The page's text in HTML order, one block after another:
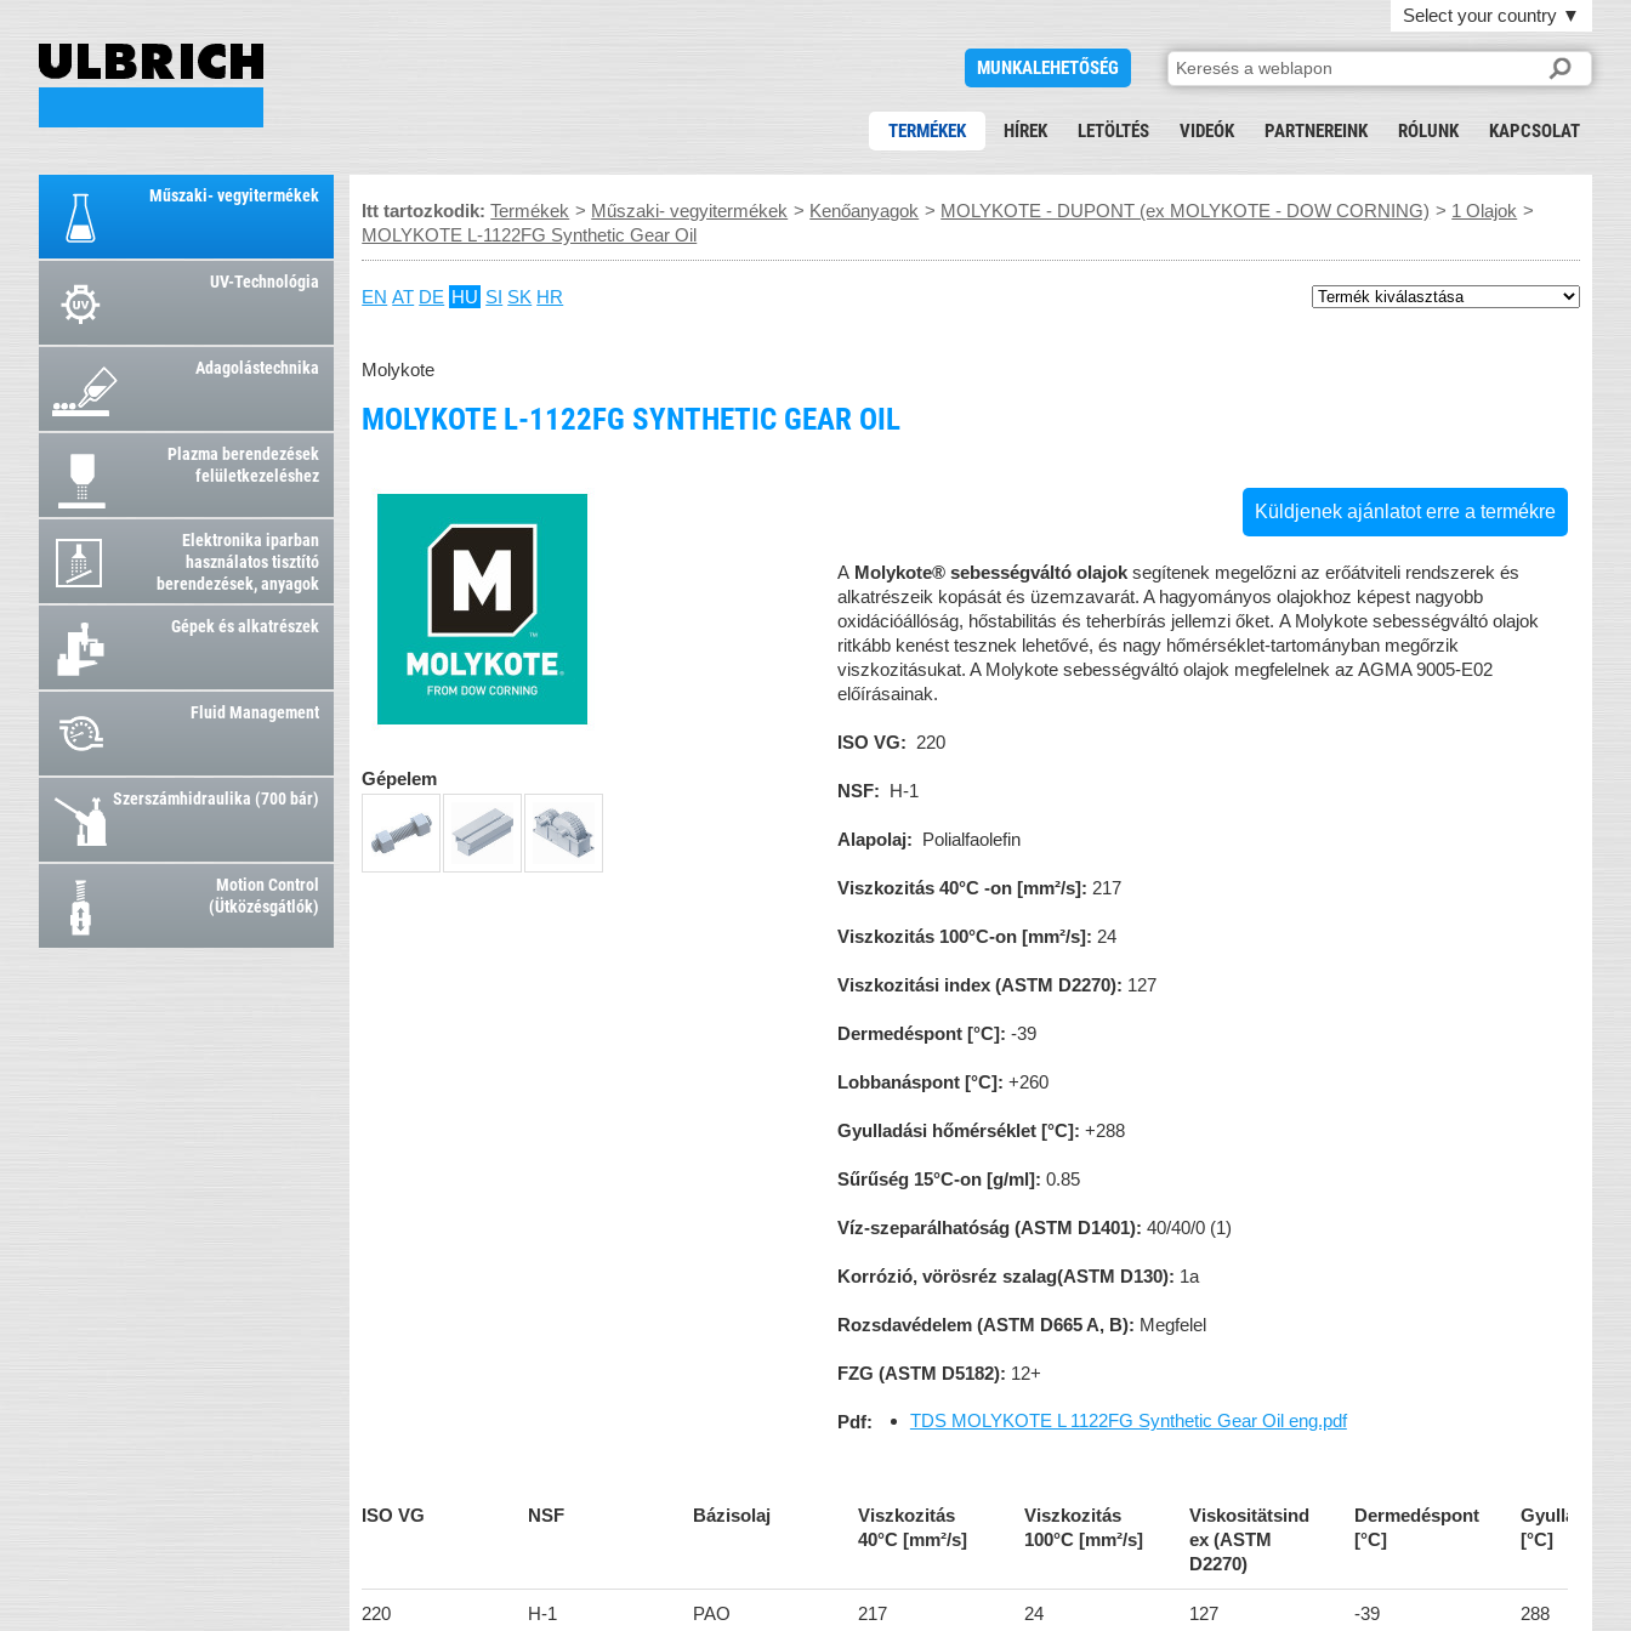
Select your country ▼
MUNKALEHETŐSÉG
TERMÉKEK HÍREK LETÖLTÉS VIDEÓK PARTNEREINK RÓLUNK KAPCSOLAT
Műszaki- vegyitermékek
UV-Technológia
Adagolástechnika
Plazma berendezések
felületkezeléshez
Elektronika iparban
használatos tisztító
berendezések, anyagok
Gépek és alkatrészek
Fluid Management
Szerszámhidraulika (700 bár)
Motion Control
(Ütközésgátlók)
Itt tartozkodik:Termékek > Műszaki- vegyitermékek > Kenőanyagok > MOLYKOTE - DUPONT (ex MOLYKOTE - DOW CORNING) > 1 Olajok >
MOLYKOTE L-1122FG Synthetic Gear Oil
EN AT DE HU SI SK HR
Molykote
MOLYKOTE L-1122FG SYNTHETIC GEAR OIL
Gépelem
Küldjenek ajánlatot erre a termékre
A Molykote® sebességváltó olajoksegítenek megelőzni az erőátviteli rendszerek és
alkatrészeik kopását és üzemzavarát. A hagyományos olajokhoz képest nagyobb
oxidációállóság, hőstabilitás és teherbírás jellemzi őket. A Molykote sebességváltó olajok
ritkább kenést tesznek lehetővé, és nagy hőmérséklet-tartományban megőrzik
viszkozitásukat. A Molykote sebességváltó olajok megfelelnek az AGMA 9005-E02
előírásainak.
ISO VG: 220
NSF: H-1
Alapolaj: Polialfaolefin
Viszkozitás 40°C -on [mm²/s]: 217
Viszkozitás 100°C-on [mm²/s]: 24
Viszkozitási index (ASTM D2270): 127
Dermedéspont [°C]: -39
Lobbanáspont [°C]: +260
Gyulladási hőmérséklet [°C]: +288
Sűrűség 15°C-on [g/ml]: 0.85
Víz-szeparálhatóság (ASTM D1401): 40/40/0 (1)
Korrózió, vörösréz szalag(ASTM D130): 1a
Rozsdavédelem (ASTM D665 A, B): Megfelel
FZG (ASTM D5182): 12+
Pdf: TDS MOLYKOTE L 1122FG Synthetic Gear Oil eng.pdf
ISO VG NSF Bázisolaj
Viszkozitás
40°C [mm²/s]
Viszkozitás
100°C [mm²/s]
Viskositätsind
ex (ASTM
D2270)
Dermedéspont
[°C]
[°C]
220 H-1 PAO 217 24 127 -39 288